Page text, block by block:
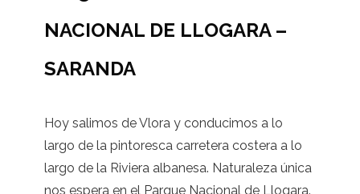
NACIONAL DE LLOGARA –
SARANDA
Hoy salimos de Vlora y conducimos a lo
largo de la pintoresca carretera costera a lo
largo de la Riviera albanesa. Naturaleza única
nos espera en el Parque Nacional de Llogara.